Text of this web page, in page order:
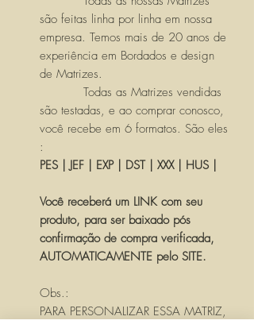
são feitas linha por linha em nossa
empresa. Temos mais de 20 anos de
experiência em Bordados e design
de Matrizes.
Todas as Matrizes vendidas
são testadas, e ao comprar conosco,
você recebe em 6 formatos. São eles
:
PES | JEF | EXP | DST | XXX | HUS |
Você receberá um LINK com seu
produto, para ser baixado pós
confirmação de compra verificada,
AUTOMATICAMENTE pelo SITE.
Obs.:
PARA PERSONALIZAR ESSA MATRIZ,